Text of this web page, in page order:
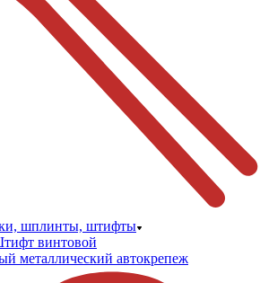
шплинты, штифты
винтовой
металлический автокрепеж